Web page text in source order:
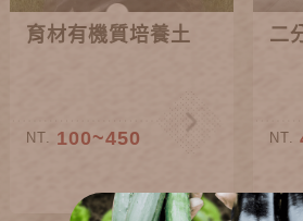
育材有機質培養土
NT. 100~450
二
NT.